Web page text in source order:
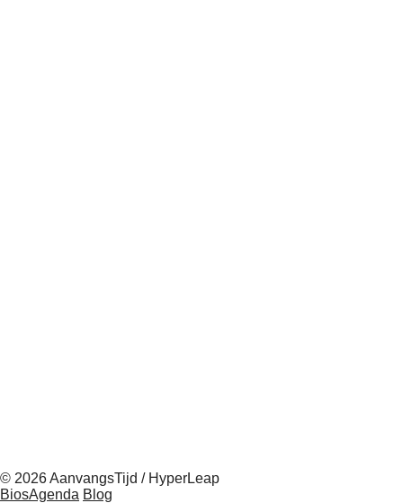
© 2026 AanvangsTijd / HyperLeap
BiosAgenda Blog